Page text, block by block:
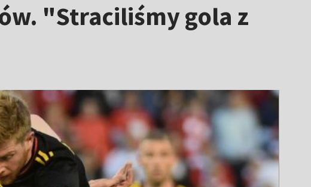
"Straciliśmy gola z